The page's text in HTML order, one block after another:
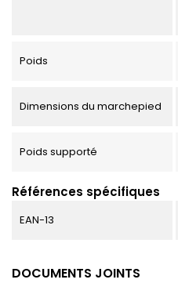
Poids
Dimensions du marchepied
Poids supporté
Références spécifiques
EAN-13
DOCUMENTS JOINTS